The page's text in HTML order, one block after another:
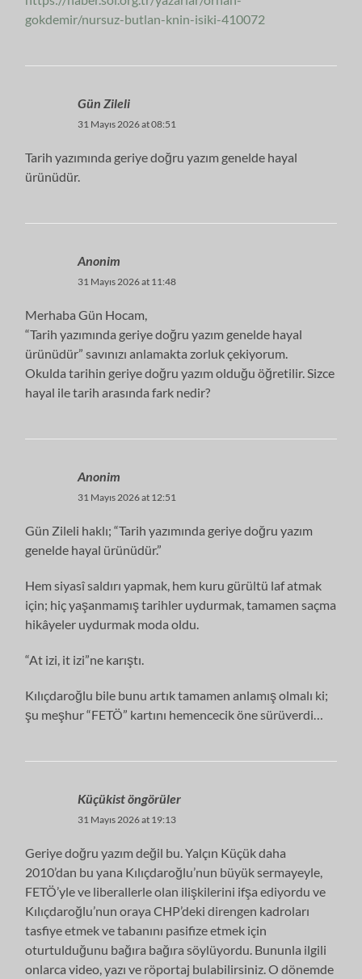
gokdemir/nursuz-butlan-knin-isiki-410072
Gün Zileli
31 Mayıs 2026 at 08:51
Tarih yazımında geriye doğru yazım genelde hayal
ürünüdür.
Anonim
31 Mayıs 2026 at 11:48
Merhaba Gün Hocam,
“Tarih yazımında geriye doğru yazım genelde hayal
ürünüdür” savınızı anlamakta zorluk çekiyorum.
Okulda tarihin geriye doğru yazım olduğu öğretilir. Sizce
hayal ile tarih arasında fark nedir?
Anonim
31 Mayıs 2026 at 12:51
Gün Zileli haklı; “Tarih yazımında geriye doğru yazım
genelde hayal ürünüdür.”
Hem siyasî saldırı yapmak, hem kuru gürültü laf atmak
için; hiç yaşanmamış tarihler uydurmak, tamamen saçma
hikâyeler uydurmak moda oldu.
“At izi, it izi”ne karıştı.
Kılıçdaroğlu bile bunu artık tamamen anlamış olmalı ki;
şu meşhur “FETÖ” kartını hemencecik öne sürüverdi…
Küçükist öngörüler
31 Mayıs 2026 at 19:13
Geriye doğru yazım değil bu. Yalçın Küçük daha
2010’dan bu yana Kılıçdaroğlu’nun büyük sermayeyle,
FETÖ’yle ve liberallerle olan ilişkilerini ifşa ediyordu ve
Kılıçdaroğlu’nun oraya CHP’deki direngen kadroları
tasfiye etmek ve tabanını pasifize etmek için
oturtulduğunu bağıra bağıra söylüyordu. Bununla ilgili
onlarca video, yazı ve röportaj bulabilirsiniz. O dönemde